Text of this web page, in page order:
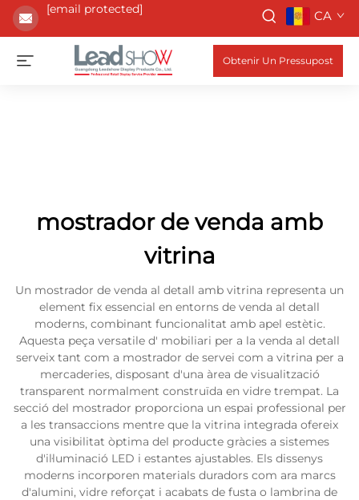
[email protected] CA
Obtenir Un Pressupost
mostrador de venda amb
vitrina
Un mostrador de venda al detall amb vitrina representa un
element fix essencial en entorns de venda al detall
moderns, combinant funcionalitat amb apel estètic.
Aquesta peça versatile d' mobiliari per a la venda al detall
serveix tant com a mostrador de servei com a vitrina per a
mercaderies, disposant d'una àrea de visualització
transparent normalment construïda en vidre trempat. La
secció del mostrador proporciona un espai professional per
a les transaccions mentre que la vitrina integrada ofereix
una visibilitat òptima del producte gràcies a sistemes
d'il·luminació LED i estantes ajustables. Els dissenys
moderns incorporen materials duradors com ara marcs
d'alumini, vidre reforçat i acabats de fusta o lambrina de